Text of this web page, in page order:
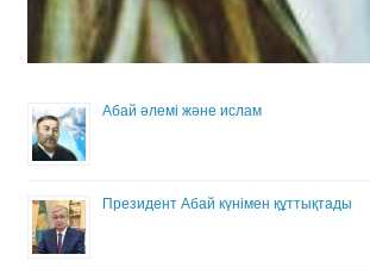
Абай әлемі және ислам
Президент Абай күнімен құттықтады